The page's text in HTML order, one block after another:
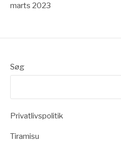
marts 2023
Søg
Privatlivspolitik
Tiramisu